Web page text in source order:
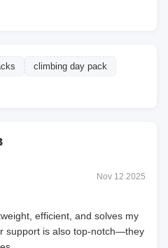
climbing day pack
Nov 12.2025
efficient, and solves my
support is also top-notch—they